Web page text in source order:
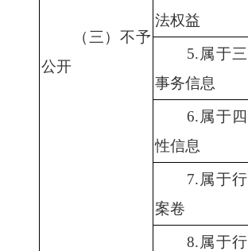
（三）不予
公开
法权益
5. 属于
事务信息
6. 属于
性信息
7. 属于
案卷
8. 属于